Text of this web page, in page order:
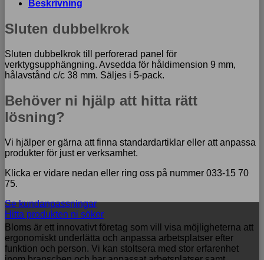
Beskrivning
Sluten dubbelkrok
Sluten dubbelkrok till perforerad panel för
verktygsupphängning. Avsedda för håldimension 9 mm,
hålavstånd c/c 38 mm. Säljes i 5-pack.
Behöver ni hjälp att hitta rätt
lösning?
Vi hjälper er gärna att finna standardartiklar eller att anpassa
produkter för just er verksamhet.
Klicka er vidare nedan eller ring oss på nummer 033-15 70
75.
Se kundanpassningar
Hitta produkten ni söker
Bloms är ett innovativt företag som vill visa möjligheterna att
ergonomiskt underlätta och anpassa arbetsplatser efter
funktion och person. Vi kan stoltsera med stor erfarenhet